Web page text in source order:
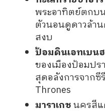
พระอาทิตย์ตกบ
ตัวนอนดูดาวล้า
สงบ
ป้อมดินเอทเบน
ของเมืองป้อมป
สุดอลังการจากซี
Thrones
มาราเกชนครสีแ